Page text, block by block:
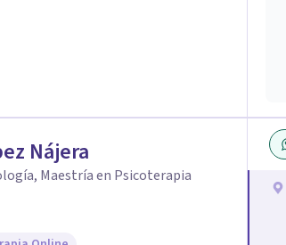
Nájera
Maestría en Psicoterapia